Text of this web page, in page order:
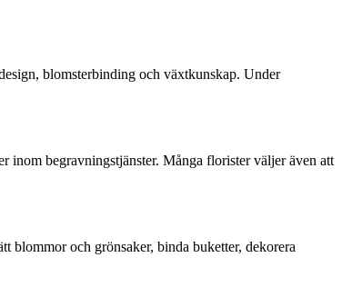
blomsterbinding och växtkunskap. Under
inom begravningstjänster. Många florister väljer även att
blommor och grönsaker, binda buketter, dekorera